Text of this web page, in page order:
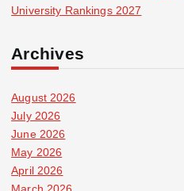
University Rankings 2027
Archives
August 2026
July 2026
June 2026
May 2026
April 2026